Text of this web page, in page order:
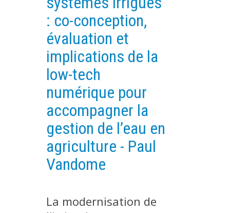
PLATEFORMES EXPÉRIMENTALES
IMPLANTATIONS GÉOGRAPHIQUES
PROJETS EN COURS
PROJETS TERMINÉS
NOS RÉSEAUX SCIENTIFIQUES ET TECHNIQUES
SÉMINAIRES RÉGULIERS
FORMATION
MASTER
INGÉNIEUR
FORMATION CONTINUE
: co-conception,
évaluation et
implications de la
low-tech
numérique pour
accompagner la
gestion de l’eau en
agriculture - Paul
Vandome
La modernisation de